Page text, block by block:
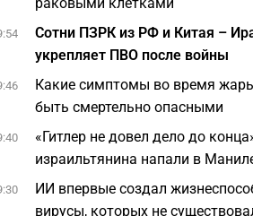
Сотни ПЗРК из РФ и Китая –
укрепляет ПВО после войны
Какие симптомы во время
быть смертельно опасными
«Гитлер не довел дело до
израильтянина напали в
ИИ впервые создал
вирусы, которых не